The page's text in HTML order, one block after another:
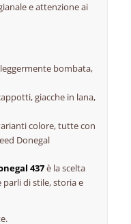
e attenzione ai
bombata,
giacche in lana,
colore, tutte con
Donegal
437è la scelta
parli di stile, storia e